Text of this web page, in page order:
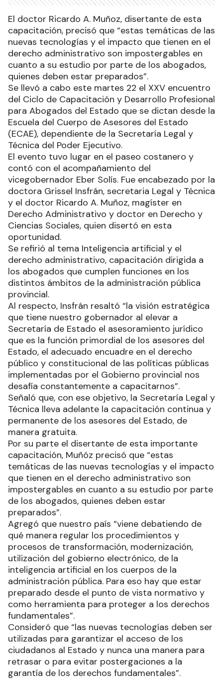
El doctor Ricardo A. Muñoz, disertante de esta
capacitación, precisó que “estas temáticas de las
nuevas tecnologías y el impacto que tienen en el
derecho administrativo son impostergables en
cuanto a su estudio por parte de los abogados,
quienes deben estar preparados”.
Se llevó a cabo este martes 22 el XXV encuentro
del Ciclo de Capacitación y Desarrollo Profesional
para Abogados del Estado que se dictan desde la
Escuela del Cuerpo de Asesores del Estado
(ECAE), dependiente de la Secretaría Legal y
Técnica del Poder Ejecutivo.
El evento tuvo lugar en el paseo costanero y
contó con el acompañamiento del
vicegobernador Eber Solís. Fue encabezado por la
doctora Grissel Insfrán, secretaria Legal y Técnica
y el doctor Ricardo A. Muñoz, magíster en
Derecho Administrativo y doctor en Derecho y
Ciencias Sociales, quien disertó en esta
oportunidad.
Se refirió al tema Inteligencia artificial y el
derecho administrativo, capacitación dirigida a
los abogados que cumplen funciones en los
distintos ámbitos de la administración pública
provincial.
Al respecto, Insfrán resaltó “la visión estratégica
que tiene nuestro gobernador al elevar a
Secretaría de Estado el asesoramiento jurídico
que es la función primordial de los asesores del
Estado, el adecuado encuadre en el derecho
público y constitucional de las políticas públicas
implementadas por el Gobierno provincial nos
desafía constantemente a capacitarnos”.
Señaló que, con ese objetivo, la Secretaría Legal y
Técnica lleva adelante la capacitación continua y
permanente de los asesores del Estado, de
manera gratuita.
Por su parte el disertante de esta importante
capacitación, Muñóz precisó que “estas
temáticas de las nuevas tecnologías y el impacto
que tienen en el derecho administrativo son
impostergables en cuanto a su estudio por parte
de los abogados, quienes deben estar
preparados”.
Agregó que nuestro país “viene debatiendo de
qué manera regular los procedimientos y
procesos de transformación, modernización,
utilización del gobierno electrónico, de la
inteligencia artificial en los cuerpos de la
administración pública. Para eso hay que estar
preparado desde el punto de vista normativo y
como herramienta para proteger a los derechos
fundamentales”.
Consideró que “las nuevas tecnologías deben ser
utilizadas para garantizar el acceso de los
ciudadanos al Estado y nunca una manera para
retrasar o para evitar postergaciones a la
garantía de los derechos fundamentales”.